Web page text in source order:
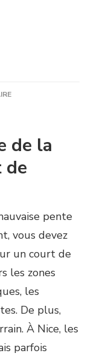
SUR
UNE
PENTE
COURT
DE
NICE
?
de la
de
pente
vous devez
un court de
les zones
les
De plus,
À Nice, les
parfois